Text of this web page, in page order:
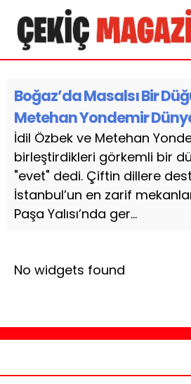
Boğaz’da Masalsı Bir
Metehan Yondemir
İdil Özbek ve Metehan
birleştirdikleri görkemli bir
"evet" dedi. Çiftin dillere
İstanbul’un en zarif
Paşa Yalısı’nda ger...
No widgets found